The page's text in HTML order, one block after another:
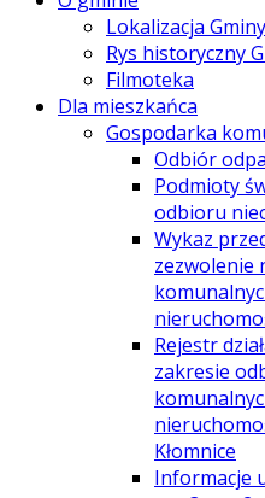
Lokalizacja
Rys historyczny
Filmoteka
Dla mieszkańca
Gospodarka
Odbiór
Podmioty
odbioru
Wykaz
zezwolenie
Rejestr
zakresie
Kłomnice
Informacje